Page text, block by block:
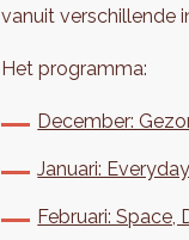
vanuit verschillende
Het programma:
December:
Januari:
Februari: